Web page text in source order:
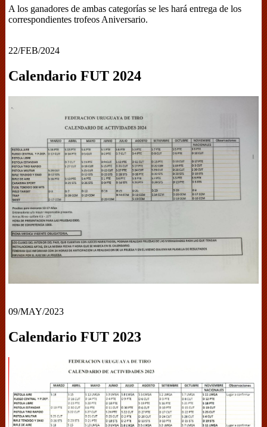
A los ganadores de ambas categorías se les hará entrega de los
correspondientes trofeos Aniversario.
22/FEB/2024
Calendario FUT 2024
09/MAY/2023
Calendario FUT 2023